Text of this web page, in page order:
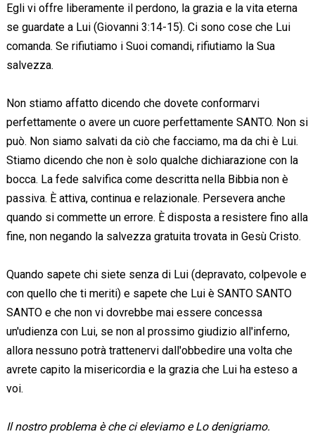
Egli vi offre liberamente il perdono, la grazia e la vita eterna
se guardate a Lui (Giovanni 3:14-15). Ci sono cose che Lui
comanda. Se rifiutiamo i Suoi comandi, rifiutiamo la Sua
salvezza.
Non stiamo affatto dicendo che dovete conformarvi
perfettamente o avere un cuore perfettamente SANTO. Non si
può. Non siamo salvati da ciò che facciamo, ma da chi è Lui.
Stiamo dicendo che non è solo qualche dichiarazione con la
bocca. La fede salvifica come descritta nella Bibbia non è
passiva. È attiva, continua e relazionale. Persevera anche
quando si commette un errore. È disposta a resistere fino alla
fine, non negando la salvezza gratuita trovata in Gesù Cristo.
Quando sapete chi siete senza di Lui (depravato, colpevole e
con quello che ti meriti) e sapete che Lui è SANTO SANTO
SANTO e che non vi dovrebbe mai essere concessa
un'udienza con Lui, se non al prossimo giudizio all'inferno,
allora nessuno potrà trattenervi dall'obbedire una volta che
avrete capito la misericordia e la grazia che Lui ha esteso a
voi.
Il nostro problema è che ci eleviamo e Lo denigriamo.